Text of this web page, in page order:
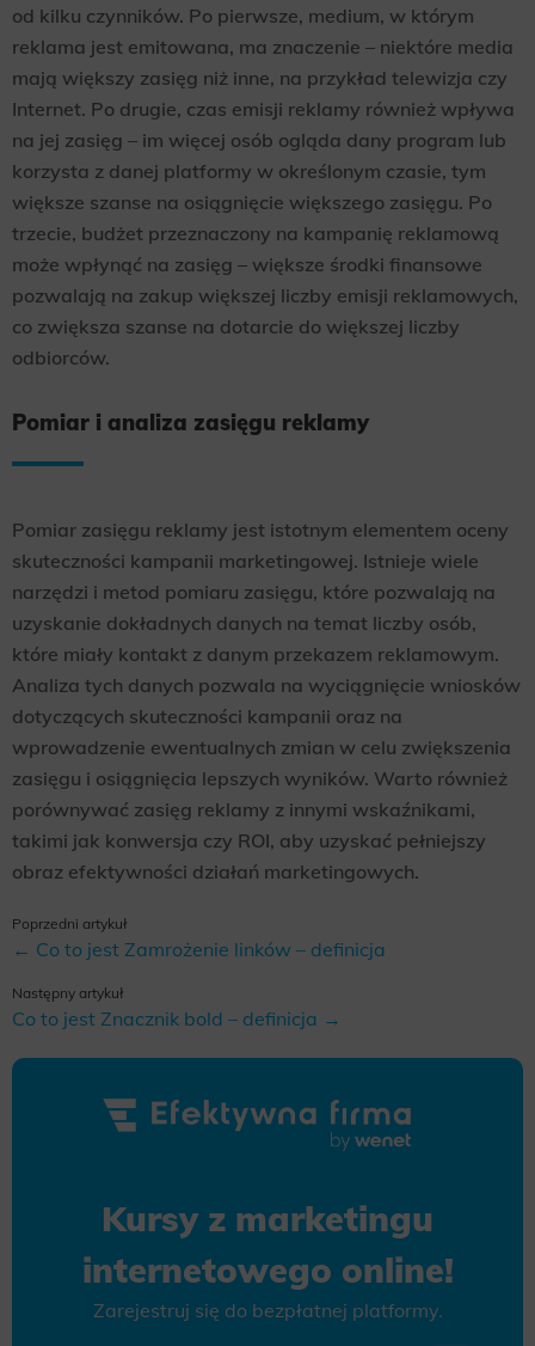
od kilku czynników. Po pierwsze, medium, w którym
reklama jest emitowana, ma znaczenie – niektóre media
mają większy zasięg niż inne, na przykład telewizja czy
Internet. Po drugie, czas emisji reklamy również wpływa
na jej zasięg – im więcej osób ogląda dany program lub
korzysta z danej platformy w określonym czasie, tym
większe szanse na osiągnięcie większego zasięgu. Po
trzecie, budżet przeznaczony na kampanię reklamową
może wpłynąć na zasięg – większe środki finansowe
pozwalają na zakup większej liczby emisji reklamowych,
co zwiększa szanse na dotarcie do większej liczby
odbiorców.
Pomiar i analiza zasięgu reklamy
Pomiar zasięgu reklamy jest istotnym elementem oceny
skuteczności kampanii marketingowej. Istnieje wiele
narzędzi i metod pomiaru zasięgu, które pozwalają na
uzyskanie dokładnych danych na temat liczby osób,
które miały kontakt z danym przekazem reklamowym.
Analiza tych danych pozwala na wyciągnięcie wniosków
dotyczących skuteczności kampanii oraz na
wprowadzenie ewentualnych zmian w celu zwiększenia
zasięgu i osiągnięcia lepszych wyników. Warto również
porównywać zasięg reklamy z innymi wskaźnikami,
takimi jak konwersja czy ROI, aby uzyskać pełniejszy
obraz efektywności działań marketingowych.
Poprzedni artykuł
← Co to jest Zamrożenie linków – definicja
Następny artykuł
Co to jest Znacznik bold – definicja →
Kursy z marketingu
internetowego online!
Zarejestruj się do bezpłatnej platformy.